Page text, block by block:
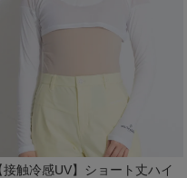
接触冷感UV】ショート丈ハイ